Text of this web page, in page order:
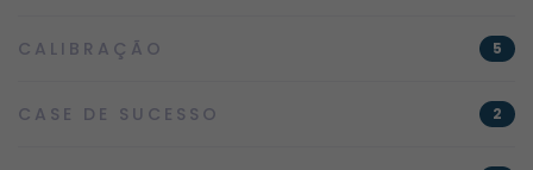
CALIBRAÇÃO 5
CASE DE SUCESSO 2